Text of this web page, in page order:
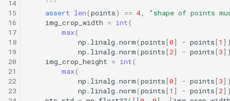
14
15
16
17
18
19
20
21
22
23
    '''
assert len(points) == 4,
"shape of points
img_crop_width = int(
max(
np . linalg .norm(points[0] - points[1
np . linalg .norm(points[2] - points[3
img_crop_height = int(
max(
np . linalg .norm(points[0] - points[3
np . linalg .norm(points[1 ] - points[2